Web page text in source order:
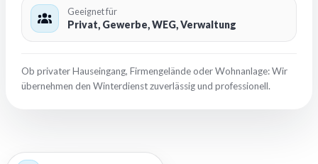
Geeignet für
Privat, Gewerbe, WEG, Verwaltung
Ob privater Hauseingang, Firmengelände oder Wohnanlage: Wir
übernehmen den Winterdienst zuverlässig und professionell.